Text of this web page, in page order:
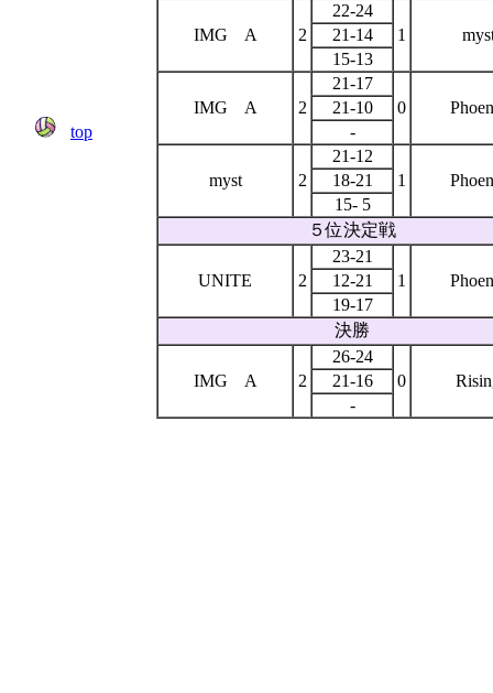
top
IMG A 2
22-24
1
21-14
15-13
IMG A 2
21-17
0
21-10
-
myst 2
21-12
1
18-21
15- 5
５位決定戦
UNITE 2
23-21
1
12-21
19-17
決勝
IMG A 2
26-24
0
21-16
-